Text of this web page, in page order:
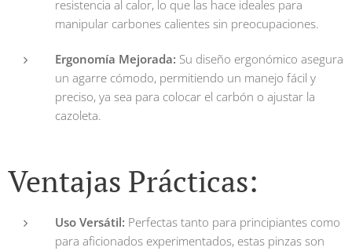
resistencia al calor, lo que las hace ideales para
manipular carbones calientes sin preocupaciones.
Ergonomía Mejorada: Su diseño ergonómico asegura
un agarre cómodo, permitiendo un manejo fácil y
preciso, ya sea para colocar el carbón o ajustar la
cazoleta.
Ventajas Prácticas:
Uso Versátil: Perfectas tanto para principiantes como
para aficionados experimentados, estas pinzas son